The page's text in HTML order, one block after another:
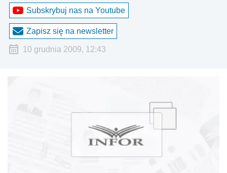
Subskrybuj nas na Youtube
Zapisz się na newsletter
10 grudnia 2009, 12:43